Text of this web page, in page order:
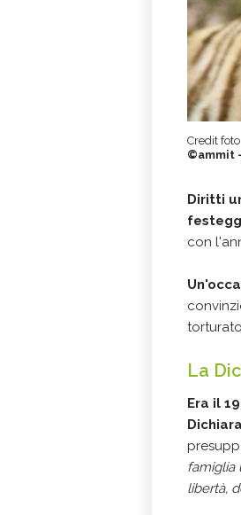
Credit foto
©ammit
Diritti
con
La
Era il
famiglia
libertà,